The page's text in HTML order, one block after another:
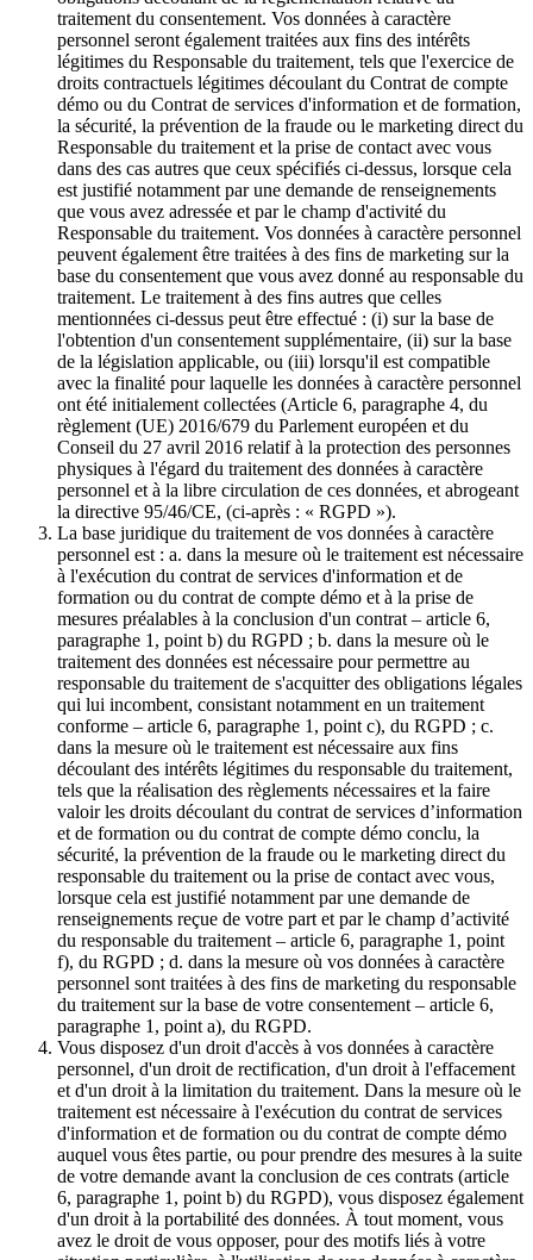
traitement du consentement. Vos données à caractère
personnel seront également traitées aux fins des intérêts
légitimes du Responsable du traitement, tels que l'exercice de
droits contractuels légitimes découlant du Contrat de compte
démo ou du Contrat de services d'information et de formation,
la sécurité, la prévention de la fraude ou le marketing direct du
Responsable du traitement et la prise de contact avec vous
dans des cas autres que ceux spécifiés ci-dessus, lorsque cela
est justifié notamment par une demande de renseignements
que vous avez adressée et par le champ d'activité du
Responsable du traitement. Vos données à caractère personnel
peuvent également être traitées à des fins de marketing sur la
base du consentement que vous avez donné au responsable du
traitement. Le traitement à des fins autres que celles
mentionnées ci-dessus peut être effectué : (i) sur la base de
l'obtention d'un consentement supplémentaire, (ii) sur la base
de la législation applicable, ou (iii) lorsqu'il est compatible
avec la finalité pour laquelle les données à caractère personnel
ont été initialement collectées (Article 6, paragraphe 4, du
règlement (UE) 2016/679 du Parlement européen et du
Conseil du 27 avril 2016 relatif à la protection des personnes
physiques à l'égard du traitement des données à caractère
personnel et à la libre circulation de ces données, et abrogeant
la directive 95/46/CE, (ci-après : « RGPD »).
La base juridique du traitement de vos données à caractère
personnel est : a. dans la mesure où le traitement est nécessaire
à l'exécution du contrat de services d'information et de
formation ou du contrat de compte démo et à la prise de
mesures préalables à la conclusion d'un contrat – article 6,
paragraphe 1, point b) du RGPD ; b. dans la mesure où le
traitement des données est nécessaire pour permettre au
responsable du traitement de s'acquitter des obligations légales
qui lui incombent, consistant notamment en un traitement
conforme – article 6, paragraphe 1, point c), du RGPD ; c.
dans la mesure où le traitement est nécessaire aux fins
découlant des intérêts légitimes du responsable du traitement,
tels que la réalisation des règlements nécessaires et la faire
valoir les droits découlant du contrat de services d’information
et de formation ou du contrat de compte démo conclu, la
sécurité, la prévention de la fraude ou le marketing direct du
responsable du traitement ou la prise de contact avec vous,
lorsque cela est justifié notamment par une demande de
renseignements reçue de votre part et par le champ d’activité
du responsable du traitement – article 6, paragraphe 1, point
f), du RGPD ; d. dans la mesure où vos données à caractère
personnel sont traitées à des fins de marketing du responsable
du traitement sur la base de votre consentement – article 6,
paragraphe 1, point a), du RGPD.
Vous disposez d'un droit d'accès à vos données à caractère
personnel, d'un droit de rectification, d'un droit à l'effacement
et d'un droit à la limitation du traitement. Dans la mesure où le
traitement est nécessaire à l'exécution du contrat de services
d'information et de formation ou du contrat de compte démo
auquel vous êtes partie, ou pour prendre des mesures à la suite
de votre demande avant la conclusion de ces contrats (article
6, paragraphe 1, point b) du RGPD), vous disposez également
d'un droit à la portabilité des données. À tout moment, vous
avez le droit de vous opposer, pour des motifs liés à votre